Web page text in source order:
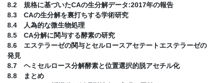
8.2 規格に基づいたCAの生分解データ:2017年の報告
8.3 CAの生分解を裏打ちする学術研究
8.4 人為的な微生物処理
8.5 CA分解に関与する酵素の研究
8.6 エステラーゼの関与とセルロースアセテートエステラーゼの
発見
8.7 ヘミセルロース分解酵素と位置選択的脱アセチル化
8.8 まとめ